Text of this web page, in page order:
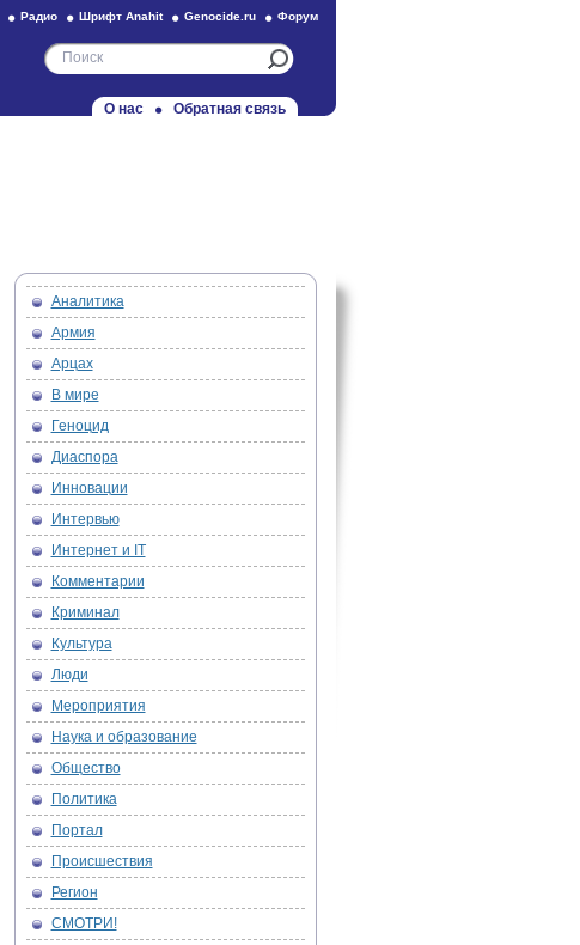
Радио Шрифт Anahit Genocide.ru Форум
О нас Обратная связь
Аналитика
Армия
Арцах
В мире
Геноцид
Диаспора
Инновации
Интервью
Интернет и IT
Комментарии
Криминал
Культура
Люди
Мероприятия
Наука и образование
Общество
Политика
Портал
Происшествия
Регион
СМОТРИ!